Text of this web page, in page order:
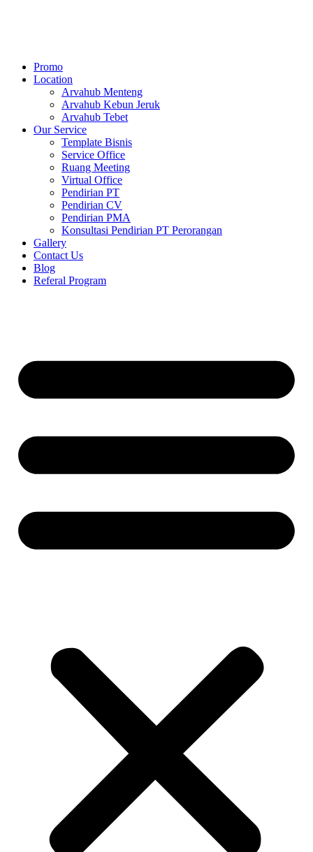
Promo
Location
Arvahub Menteng
Arvahub Kebun Jeruk
Arvahub Tebet
Our Service
Template Bisnis
Service Office
Ruang Meeting
Virtual Office
Pendirian PT
Pendirian CV
Pendirian PMA
Konsultasi Pendirian PT Perorangan
Gallery
Contact Us
Blog
Referal Program